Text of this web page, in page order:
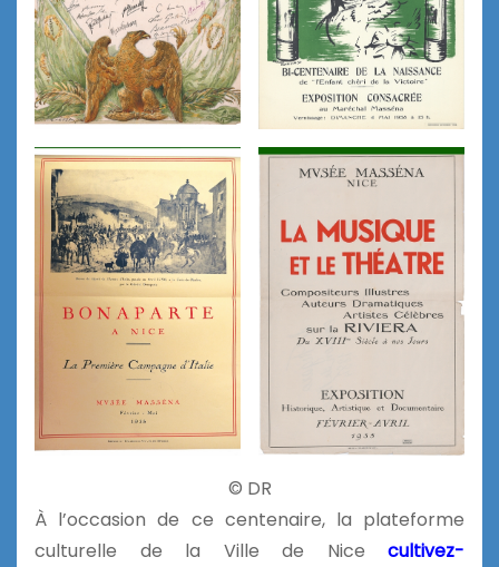
© DR
À l’occasion de ce centenaire, la plateforme
culturelle de la Ville de Nice cultivez-